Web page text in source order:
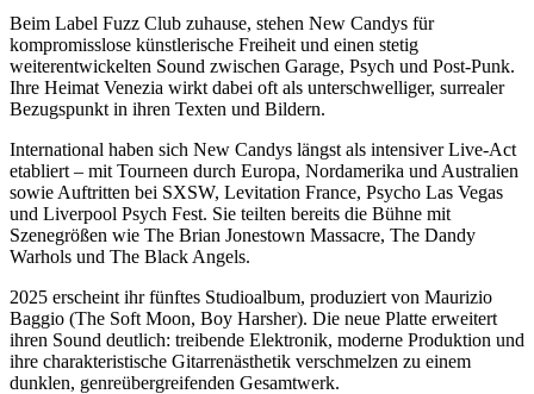
Beim Label Fuzz Club zuhause, stehen New Candys für
kompromisslose künstlerische Freiheit und einen stetig
weiterentwickelten Sound zwischen Garage, Psych und Post-Punk.
Ihre Heimat Venezia wirkt dabei oft als unterschwelliger, surrealer
Bezugspunkt in ihren Texten und Bildern.
International haben sich New Candys längst als intensiver Live-Act
etabliert – mit Tourneen durch Europa, Nordamerika und Australien
sowie Auftritten bei SXSW, Levitation France, Psycho Las Vegas
und Liverpool Psych Fest. Sie teilten bereits die Bühne mit
Szenegrößen wie The Brian Jonestown Massacre, The Dandy
Warhols und The Black Angels.
2025 erscheint ihr fünftes Studioalbum, produziert von Maurizio
Baggio (The Soft Moon, Boy Harsher). Die neue Platte erweitert
ihren Sound deutlich: treibende Elektronik, moderne Produktion und
ihre charakteristische Gitarrenästhetik verschmelzen zu einem
dunklen, genreübergreifenden Gesamtwerk.